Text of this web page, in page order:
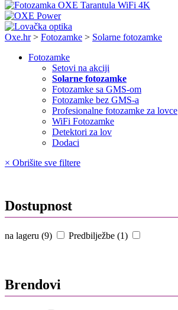
Oxe.hr> Fotozamke > Solarne fotozamke
Fotozamke
Setovi na akciji
Solarne fotozamke
Fotozamke sa GMS-om
Fotozamke bez GMS-a
Profesionalne fotozamke za lovce
WiFi Fotozamke
Detektori za lov
Dodaci
× Obrišite sve filtere
Dostupnost
na lageru (9) Predbilježbe (1)
Brendovi